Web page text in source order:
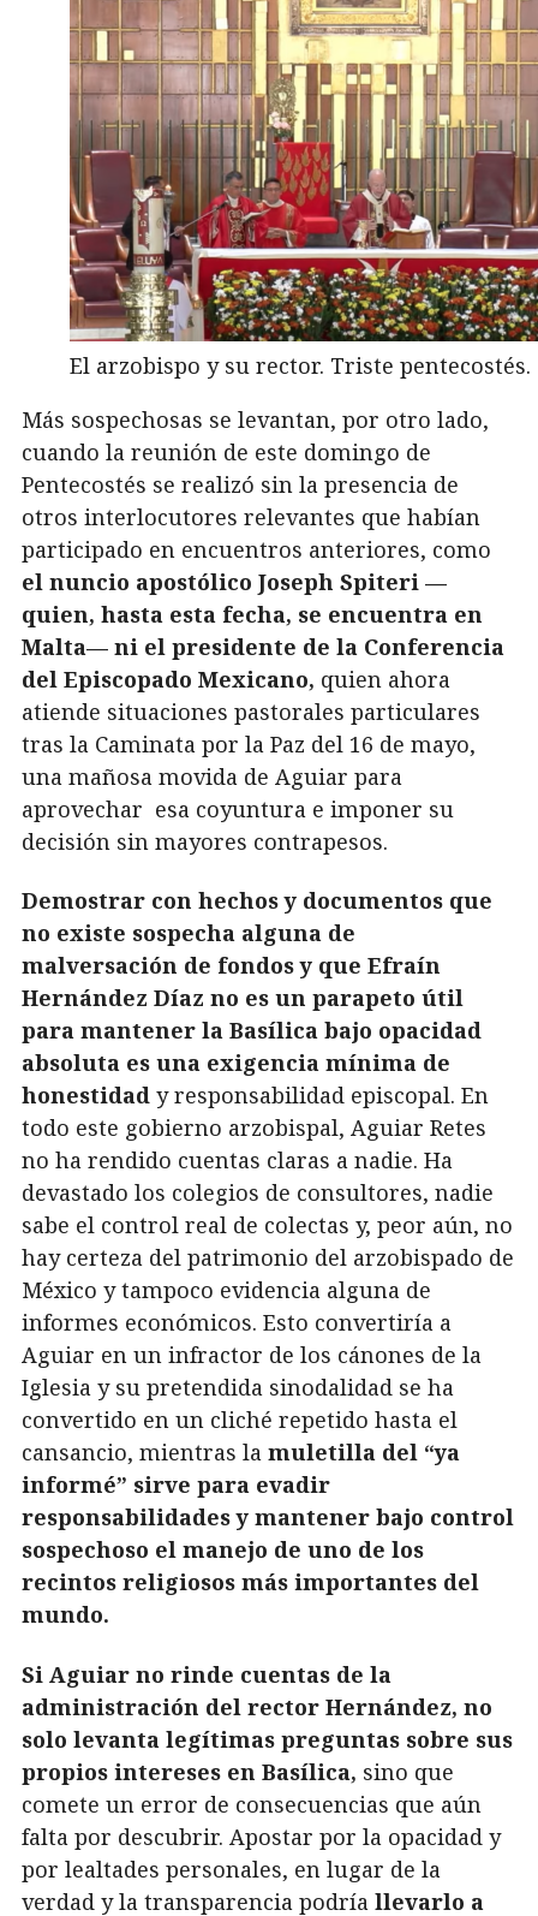
El arzobispo y su rector. Triste pentecostés.
Más sospechosas se levantan, por otro lado,
cuando la reunión de este domingo de
Pentecostés se realizó sin la presencia de
otros interlocutores relevantes que habían
participado en encuentros anteriores, como
el nuncio apostólico Joseph Spiteri —
quien, hasta esta fecha, se encuentra en
Malta— ni el presidente de la Conferencia
del Episcopado Mexicano, quien ahora
atiende situaciones pastorales particulares
tras la Caminata por la Paz del 16 de mayo,
una mañosa movida de Aguiar para
aprovechar esa coyuntura e imponer su
decisión sin mayores contrapesos.
Demostrar con hechos y documentos que
no existe sospecha alguna de
malversación de fondos y que Efraín
Hernández Díaz no es un parapeto útil
para mantener la Basílica bajo opacidad
absoluta es una exigencia mínima de
honestidad y responsabilidad episcopal. En
todo este gobierno arzobispal, Aguiar Retes
no ha rendido cuentas claras a nadie. Ha
devastado los colegios de consultores, nadie
sabe el control real de colectas y, peor aún, no
hay certeza del patrimonio del arzobispado de
México y tampoco evidencia alguna de
informes económicos. Esto convertiría a
Aguiar en un infractor de los cánones de la
Iglesia y su pretendida sinodalidad se ha
convertido en un cliché repetido hasta el
cansancio, mientras la muletilla del “ya
informé” sirve para evadir
responsabilidades y mantener bajo control
sospechoso el manejo de uno de los
recintos religiosos más importantes del
mundo.
Si Aguiar no rinde cuentas de la
administración del rector Hernández, no
solo levanta legítimas preguntas sobre sus
propios intereses en Basílica, sino que
comete un error de consecuencias que aún
falta por descubrir. Apostar por la opacidad y
por lealtades personales, en lugar de la
verdad y la transparencia podría llevarlo a